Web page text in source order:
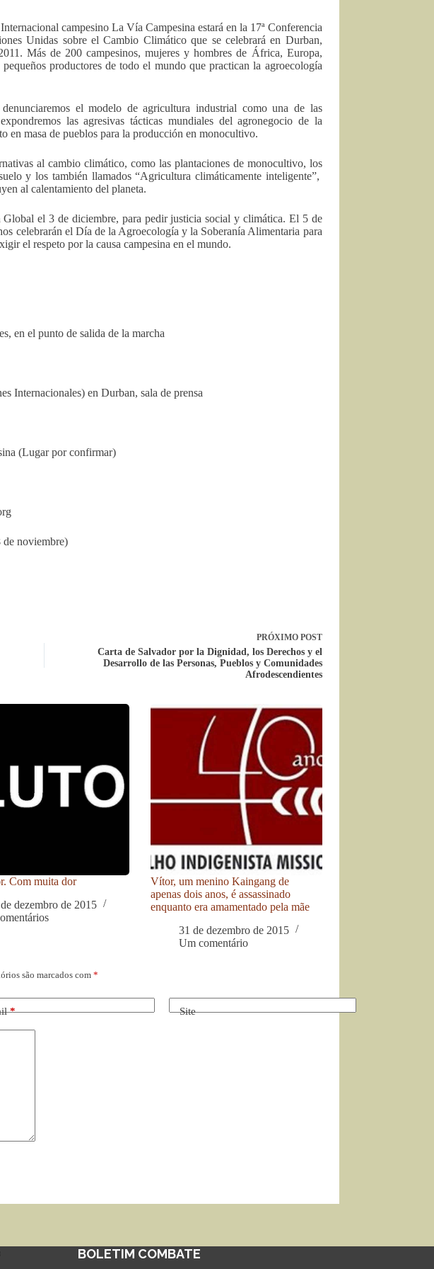
campesino La Vía Campesina estará en la 17ª Conferencia
Unidas sobre el Cambio Climático que se celebrará en Durban,
Más de 200 campesinos, mujeres y hombres de África, Europa,
productores de todo el mundo que practican la agroecología
el modelo de agricultura industrial como una de las
las agresivas tácticas mundiales del agronegocio de la
en masa de pueblos para la producción en monocultivo.
al cambio climático, como las plantaciones de monocultivo, los
y los también llamados “Agricultura climáticamente inteligente”,
al calentamiento del planeta.
el 3 de diciembre, para pedir justicia social y climática. El 5 de
celebrarán el Día de la Agroecología y la Soberanía Alimentaria para
el respeto por la causa campesina en el mundo.
en el punto de salida de la marcha
Internacionales) en Durban, sala de prensa
(Lugar por confirmar)
noviembre)
PRÓXIMO POST
Carta de Salvador por la Dignidad, los Derechos y el
Desarrollo de las Personas, Pueblos y Comunidades
Afrodescendientes
Com muita dor
dezembro de 2015
Vítor, um menino Kaingang de
apenas dois anos, é assassinado
enquanto era amamentado pela mãe
31 de dezembro de 2015
Um comentário
são marcados com*
* Site
BOLETIM COMBATE